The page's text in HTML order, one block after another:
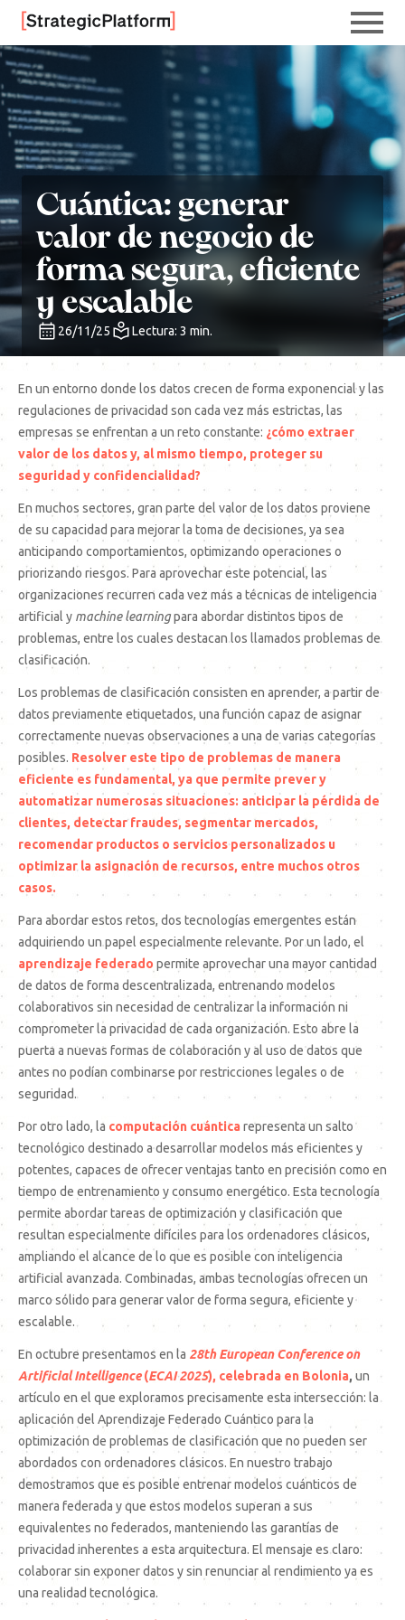
Cuántica: generar
valor de negocio de
forma segura, eficiente
y escalable
26/11/25 Lectura: 3 min.
En un entorno donde los datos crecen de forma exponencial y las
regulaciones de privacidad son cada vez más estrictas, las
empresas se enfrentan a un reto constante: ¿cómo extraer
valor de los datos y, al mismo tiempo, proteger su
seguridad y confidencialidad?
En muchos sectores, gran parte del valor de los datos proviene
de su capacidad para mejorar la toma de decisiones, ya sea
anticipando comportamientos, optimizando operaciones o
priorizando riesgos. Para aprovechar este potencial, las
organizaciones recurren cada vez más a técnicas de inteligencia
artificial y machine learningpara abordar distintos tipos de
problemas, entre los cuales destacan los llamados problemas de
clasificación.
Los problemas de clasificación consisten en aprender, a partir de
datos previamente etiquetados, una función capaz de asignar
correctamente nuevas observaciones a una de varias categorías
posibles. Resolver este tipo de problemas de manera
eficiente es fundamental, ya que permite prever y
automatizar numerosas situaciones: anticipar la pérdida de
clientes, detectar fraudes, segmentar mercados,
recomendar productos o servicios personalizados u
optimizar la asignación de recursos, entre muchos otros
casos.
Para abordar estos retos, dos tecnologías emergentes están
adquiriendo un papel especialmente relevante. Por un lado, el
aprendizaje federado permite aprovechar una mayor cantidad
de datos de forma descentralizada, entrenando modelos
colaborativos sin necesidad de centralizar la información ni
comprometer la privacidad de cada organización. Esto abre la
puerta a nuevas formas de colaboración y al uso de datos que
antes no podían combinarse por restricciones legales o de
seguridad.
Por otro lado, la computación cuántica representa un salto
tecnológico destinado a desarrollar modelos más eficientes y
potentes, capaces de ofrecer ventajas tanto en precisión como en
tiempo de entrenamiento y consumo energético. Esta tecnología
permite abordar tareas de optimización y clasificación que
resultan especialmente difíciles para los ordenadores clásicos,
ampliando el alcance de lo que es posible con inteligencia
artificial avanzada. Combinadas, ambas tecnologías ofrecen un
marco sólido para generar valor de forma segura, eficiente y
escalable.
En octubre presentamos en la 28th European Conference on
Artificial Intelligence(ECAI 2025), celebrada en Bolonia, un
artículo en el que exploramos precisamente esta intersección: la
aplicación del Aprendizaje Federado Cuántico para la
optimización de problemas de clasificación que no pueden ser
abordados con ordenadores clásicos. En nuestro trabajo
demostramos que es posible entrenar modelos cuánticos de
manera federada y que estos modelos superan a sus
equivalentes no federados, manteniendo las garantías de
privacidad inherentes a esta arquitectura. El mensaje es claro:
colaborar sin exponer datos y sin renunciar al rendimiento ya es
una realidad tecnológica.